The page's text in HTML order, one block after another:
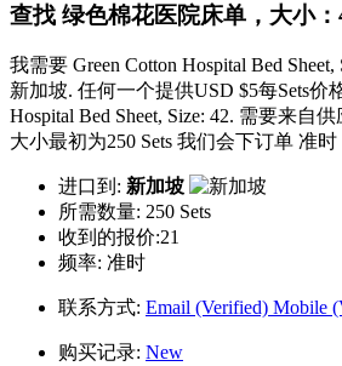
查找 绿色棉花医院床单，大小：
我需要 Green Cotton Hospital Bed
新加坡. 任何一个提供USD $5每Sets价
Hospital Bed Sheet, Size: 42. 需要来自
大小最初为250 Sets 我们会下订单 准时
进口到: 新加坡
所需数量: 250 Sets
收到的报价:21
频率: 准时
联系方式: Email (Verified) Mobile
购买记录: New